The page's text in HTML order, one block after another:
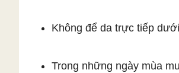
Không để da trực tiếp
Trong những ngày mùa